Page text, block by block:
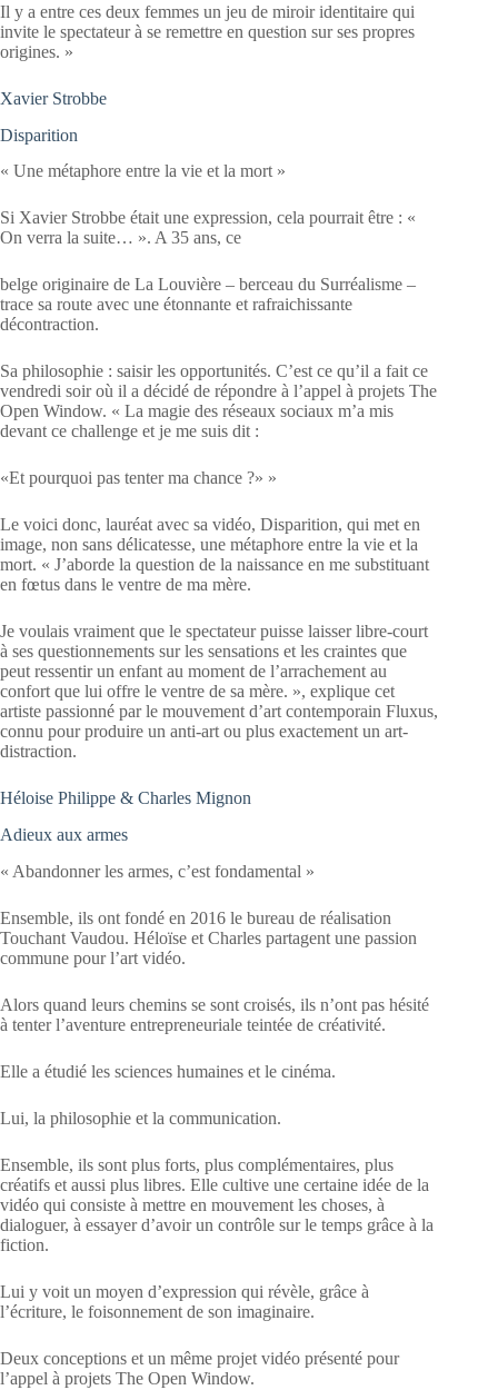
Il y a entre ces deux femmes un jeu de miroir identitaire qui
invite le spectateur à se remettre en question sur ses propres
origines. »
Xavier Strobbe
Disparition
« Une métaphore entre la vie et la mort »
Si Xavier Strobbe était une expression, cela pourrait être : «
On verra la suite… ». A 35 ans, ce
belge originaire de La Louvière – berceau du Surréalisme –
trace sa route avec une étonnante et rafraichissante
décontraction.
Sa philosophie : saisir les opportunités. C’est ce qu’il a fait ce
vendredi soir où il a décidé de répondre à l’appel à projets The
Open Window. « La magie des réseaux sociaux m’a mis
devant ce challenge et je me suis dit :
«Et pourquoi pas tenter ma chance ?» »
Le voici donc, lauréat avec sa vidéo, Disparition, qui met en
image, non sans délicatesse, une métaphore entre la vie et la
mort. « J’aborde la question de la naissance en me substituant
en fœtus dans le ventre de ma mère.
Je voulais vraiment que le spectateur puisse laisser libre-court
à ses questionnements sur les sensations et les craintes que
peut ressentir un enfant au moment de l’arrachement au
confort que lui offre le ventre de sa mère. », explique cet
artiste passionné par le mouvement d’art contemporain Fluxus,
connu pour produire un anti-art ou plus exactement un art-
distraction.
Héloise Philippe & Charles Mignon
Adieux aux armes
« Abandonner les armes, c’est fondamental »
Ensemble, ils ont fondé en 2016 le bureau de réalisation
Touchant Vaudou. Héloïse et Charles partagent une passion
commune pour l’art vidéo.
Alors quand leurs chemins se sont croisés, ils n’ont pas hésité
à tenter l’aventure entrepreneuriale teintée de créativité.
Elle a étudié les sciences humaines et le cinéma.
Lui, la philosophie et la communication.
Ensemble, ils sont plus forts, plus complémentaires, plus
créatifs et aussi plus libres. Elle cultive une certaine idée de la
vidéo qui consiste à mettre en mouvement les choses, à
dialoguer, à essayer d’avoir un contrôle sur le temps grâce à la
fiction.
Lui y voit un moyen d’expression qui révèle, grâce à
l’écriture, le foisonnement de son imaginaire.
Deux conceptions et un même projet vidéo présenté pour
l’appel à projets The Open Window.